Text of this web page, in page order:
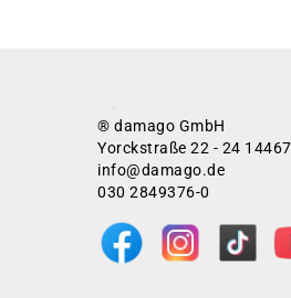
® damago GmbH
Yorckstraße 22 - 24
info@damago.de
030 2849376-0